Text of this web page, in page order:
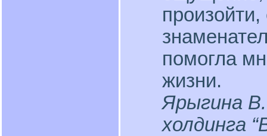
помогла
жизни.
Ярыгина
холдинга